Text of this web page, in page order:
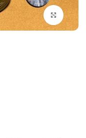
بزرگنمایی تصویر